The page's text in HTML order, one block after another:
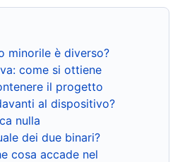
minorile è diverso?
come si ottiene
il progetto
al dispositivo?
nulla
dei due binari?
cosa accade nel